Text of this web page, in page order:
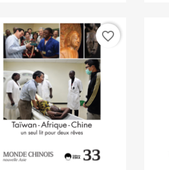
favorite_border